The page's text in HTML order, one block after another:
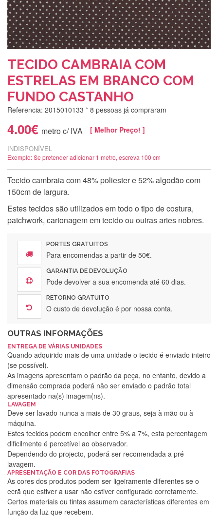
TECIDO CAMBRAIA COM
ESTRELAS EM BRANCO COM
FUNDO CASTANHO
Referencia: 2015010133 * 8 pessoas já compraram
4.00€ metro c/ IVA [ Melhor Preço! ]
INDISPONÍVEL
Exemplo: Se pretender adicionar 1 metro, escreva 100 cm
Tecido cambraia com 48% poliester e 52% algodão com
150cm de largura.
Estes tecidos são utilizados em todo o tipo de costura,
patchwork, cartonagem em tecido ou outras artes nobres.
PORTES GRATUITOS
Para encomendas a partir de 50€.
GARANTIA DE DEVOLUÇÃO
Pode devolver a sua encomenda até 60 dias.
RETORNO GRATUITO
O custo de devolução é por nossa conta.
OUTRAS INFORMAÇÕES
ENTREGA DE VÁRIAS UNIDADES
Quando adquirido mais de uma unidade o tecido é enviado inteiro
(se possível).
As imagens apresentam o padrão da peça, no entanto, devido a
dimensão comprada poderá não ser enviado o padrão total
apresentado na(s) imagem(ns).
LAVAGEM
Deve ser lavado nunca a mais de 30 graus, seja à mão ou à
máquina.
Estes tecidos podem encolher entre 5% a 7%, esta percentagem
dificilmente é percetível ao observador.
Dependendo do projecto, poderá ser recomendada a pré
lavagem.
APRESENTAÇÃO E COR DAS FOTOGRAFIAS
As cores dos produtos podem ser ligeiramente diferentes se o
ecrã que estiver a usar não estiver configurado corretamente.
Certos materiais ou tintas assumem características diferentes em
função da luz que recebem.
Silvia Lopes
Encomenda direitinha. Rapidez e segurança. Volto a
encomendar.